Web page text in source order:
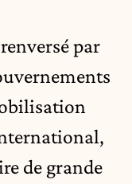
par
de grande